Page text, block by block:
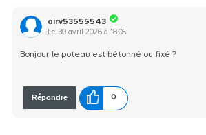
airv53555543
Le 30 avril 2026 à18:05
Bonjour le poteau est bétonné ou fixé ?
Répondre 0